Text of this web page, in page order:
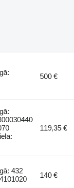
500 €
119,35 €
432
140 €